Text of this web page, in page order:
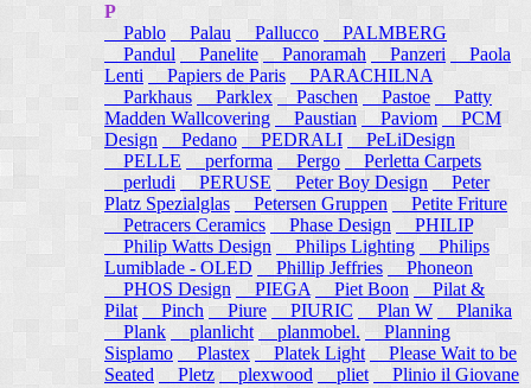
P
Pablo
Palau Pallucco
PALMBERG
Pandul
Panelite Panoramah Panzeri
Paola
Lenti
Papiers de Paris
PARACHILNA
Parkhaus
Parklex Paschen Pastoe
Patty
Madden Wallcovering
Paustian Paviom
PCM
Design
Pedano PEDRALI
PeLiDesign
PELLE
performa Pergo
Perletta Carpets
perludi
PERUSE Peter Boy Design
Peter
Platz Spezialglas
Petersen Gruppen
Petite Friture
Petracers Ceramics
Phase Design
PHILIP
Philip Watts Design
Philips Lighting
Philips
Lumiblade - OLED
Phillip Jeffries
Phoneon
PHOS Design
PIEGA Piet Boon
Pilat &
Pilat
Pinch Piure PIURIC Plan W
Planika
Plank
planlicht planmobel. Planning
Sisplamo
Plastex Platek Light
Please Wait to be
Seated
Pletz plexwood pliet
Plinio il Giovane